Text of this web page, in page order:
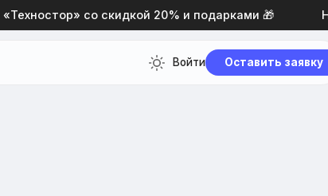
со скидкой 20% и подарками 🎁
Войти Оставить заявку